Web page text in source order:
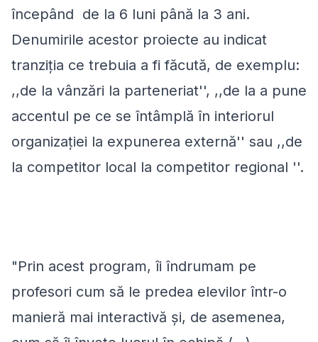
începând de la 6 luni până la 3 ani.
Denumirile acestor proiecte au indicat
tranziția ce trebuia a fi făcută, de exemplu:
,,de la vânzări la parteneriat'', ,,de la a pune
accentul pe ce se întâmplă în interiorul
organizației la expunerea externă'' sau ,,de
la competitor local la competitor regional ''.
"Prin acest program, îi îndrumam pe
profesori cum să le predea elevilor într-o
manieră mai interactivă și, de asemenea,